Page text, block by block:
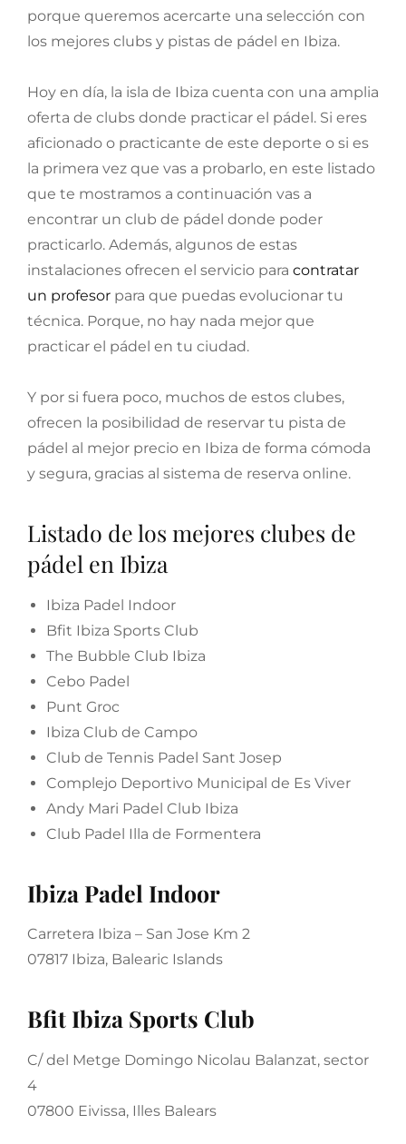
porque queremos acercarte una selección con
los mejores clubs y pistas de pádel en Ibiza.
Hoy en día, la isla de Ibiza cuenta con una amplia
oferta de clubs donde practicar el pádel. Si eres
aficionado o practicante de este deporte o si es
la primera vez que vas a probarlo, en este listado
que te mostramos a continuación vas a
encontrar un club de pádel donde poder
practicarlo. Además, algunos de estas
instalaciones ofrecen el servicio para contratar
un profesor para que puedas evolucionar tu
técnica. Porque, no hay nada mejor que
practicar el pádel en tu ciudad.
Y por si fuera poco, muchos de estos clubes,
ofrecen la posibilidad de reservar tu pista de
pádel al mejor precio en Ibiza de forma cómoda
y segura, gracias al sistema de reserva online.
Listado de los mejores clubes de
pádel en Ibiza
Ibiza Padel Indoor
Bfit Ibiza Sports Club
The Bubble Club Ibiza
Cebo Padel
Punt Groc
Ibiza Club de Campo
Club de Tennis Padel Sant Josep
Complejo Deportivo Municipal de Es Viver
Andy Mari Padel Club Ibiza
Club Padel Illa de Formentera
Ibiza Padel Indoor
Carretera Ibiza – San Jose Km 2
07817 Ibiza, Balearic Islands
Bfit Ibiza Sports Club
C/ del Metge Domingo Nicolau Balanzat, sector
4
07800 Eivissa, Illes Balears